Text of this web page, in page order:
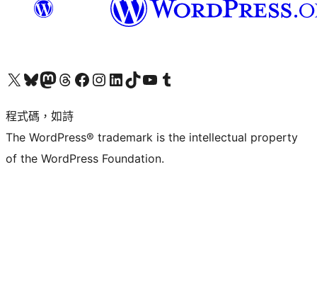
查看我們的 X (之前的 Twitter) 帳號造訪我們的 Bluesky 帳號造訪我們的 Mastodon 帳號造訪我們的 Threads 帳號 造訪我們的 Facebook 粉絲專頁Visit our Instagram account
Visit our LinkedIn account
造訪我們的 TikTok 帳號Visit our YouTube channel
造訪我們的 Tumblr 帳號
程式碼，如詩
The WordPress® trademark is the intellectual property
of the WordPress Foundation.